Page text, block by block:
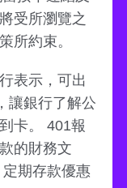
受所瀏覽之
所約束。
表示，可出
讓銀行了解公
卡。 401報
的財務文
期存款優惠